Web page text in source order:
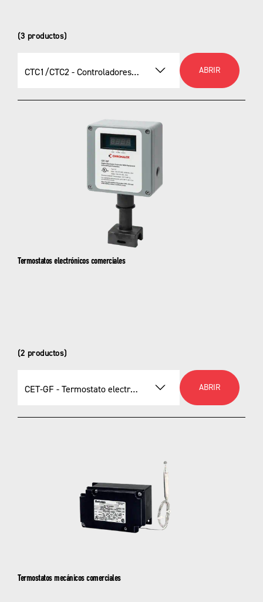
(3 productos)
Seleccionar un producto CTC1/CTC2 - Controladores de temperatura de trazado térmico digital
de trazado térmico digital
ITC-FS - Controladores digitales de
temperatura de aspersores contra incendios
Chroma-FP-BN - Controladores comerciales
de protección contra la congelación
ABRIR
Termostatos electrónicos comerciales
(2 productos)
Seleccionar un producto CET-GF - Termostato electrónico comercial para trazado de calor con GFEP
CTS - Termostatos electrónicos comerciales
para trazado de calor
ABRIR
Termostatos mecánicos comerciales